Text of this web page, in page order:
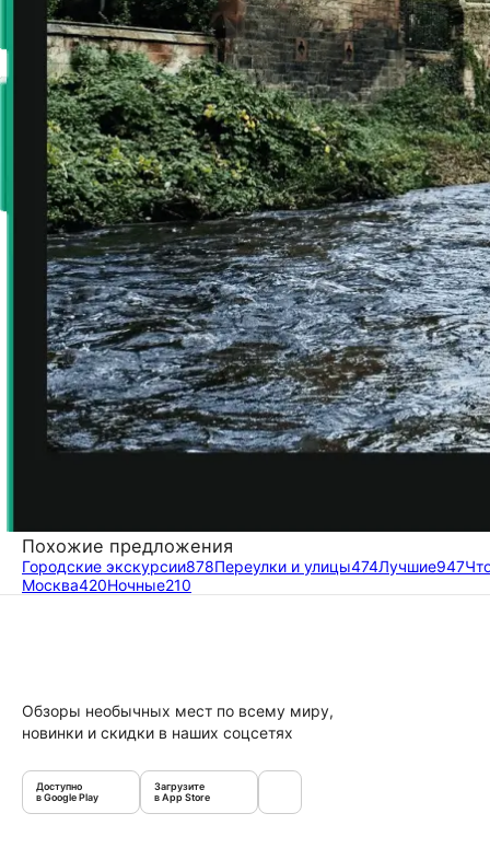
Похожие предложения
Городские экскурсии878Переулки и улицы474Лучшие947
Москва420Ночные210
Обзоры необычных мест по всему миру,
новинки и скидки в наших соцсетях
Доступно
в Google Play
Загрузите
в App Store